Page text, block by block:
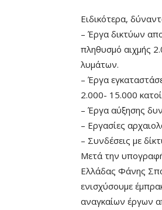
Ειδικότερα,
– Έργα δικτύων
πληθυσμό αιχμής
λυμάτων.
– Έργα
2.000- 15.000
– Έργα αύξησης
– Εργασίες
– Συνδέσεις με
Μετά την
Ελλάδας Φάνης
ενισχύσουμε
αναγκαίων έργων